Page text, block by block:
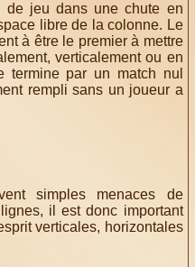
jeu dans une chute en
libre de la colonne. Le
à être le premier à mettre
verticalement ou en
par un match nul
rempli sans un joueur a
simples menaces de
il est donc important
verticales, horizontales